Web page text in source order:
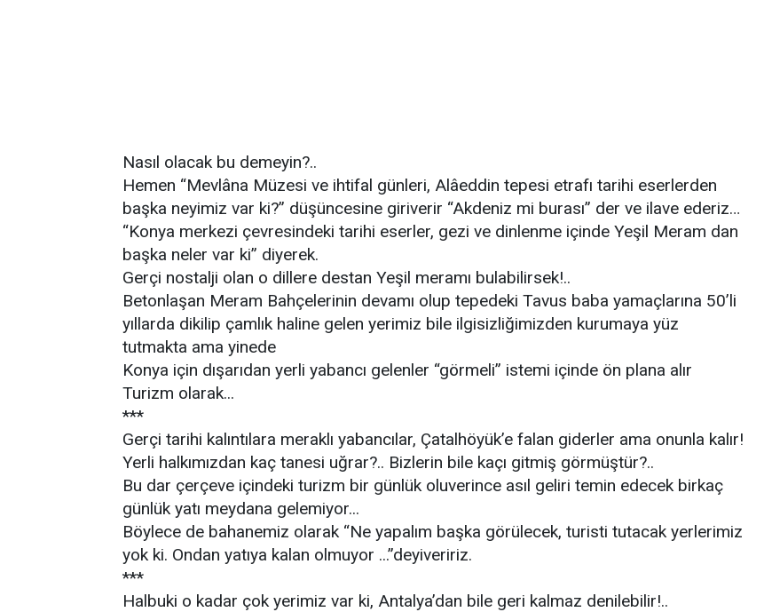
Nasıl olacak bu demeyin?..
Hemen “Mevlâna Müzesi ve ihtifal günleri, Alâeddin tepesi etrafı tarihi eserlerden
başka neyimiz var ki?” düşüncesine giriverir “Akdeniz mi burası” der ve ilave ederiz…
“Konya merkezi çevresindeki tarihi eserler, gezi ve dinlenme içinde Yeşil Meram dan
başka neler var ki” diyerek.
Gerçi nostalji olan o dillere destan Yeşil meramı bulabilirsek!..
Betonlaşan Meram Bahçelerinin devamı olup tepedeki Tavus baba yamaçlarına 50’li
yıllarda dikilip çamlık haline gelen yerimiz bile ilgisizliğimizden kurumaya yüz
tutmakta ama yinede
Konya için dışarıdan yerli yabancı gelenler “görmeli” istemi içinde ön plana alır
Turizm olarak...
***
Gerçi tarihi kalıntılara meraklı yabancılar, Çatalhöyük’e falan giderler ama onunla kalır!
Yerli halkımızdan kaç tanesi uğrar?.. Bizlerin bile kaçı gitmiş görmüştür?..
Bu dar çerçeve içindeki turizm bir günlük oluverince asıl geliri temin edecek birkaç
günlük yatı meydana gelemiyor...
Böylece de bahanemiz olarak “Ne yapalım başka görülecek, turisti tutacak yerlerimiz
yok ki. Ondan yatıya kalan olmuyor ...”deyiveririz.
***
Halbuki o kadar çok yerimiz var ki, Antalya’dan bile geri kalmaz denilebilir!..